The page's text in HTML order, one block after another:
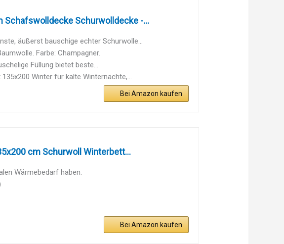
Schafswolldecke Schurwolldecke -...
äußerst bauschige echter Schurwolle...
Farbe: Champagner.
Füllung bietet beste...
Winter für kalte Winternächte,...
Bei Amazon kaufen
cm Schurwoll Winterbett...
Wärmebedarf haben.
Bei Amazon kaufen